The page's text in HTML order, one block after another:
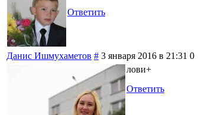
Ответить
Данис Ишмухаметов # 3 января 2016 в 21:31 0
лови+
Ответить